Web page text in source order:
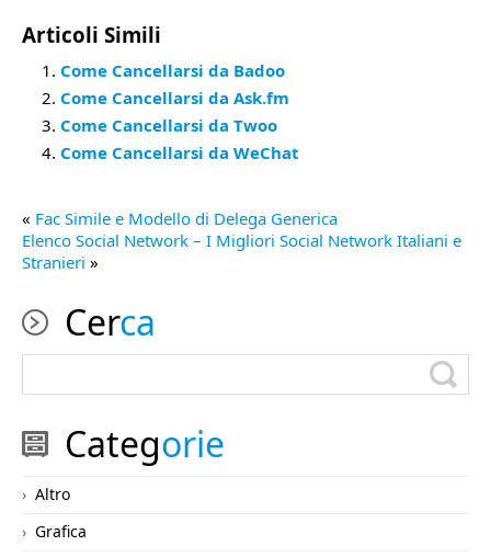
Articoli Simili
Come Cancellarsi da Badoo
Come Cancellarsi da Ask.fm
Come Cancellarsi da Twoo
Come Cancellarsi da WeChat
« Fac Simile e Modello di Delega Generica
Elenco Social Network – I Migliori Social Network Italiani e
Stranieri »
Cerca
Categorie
Altro
Grafica